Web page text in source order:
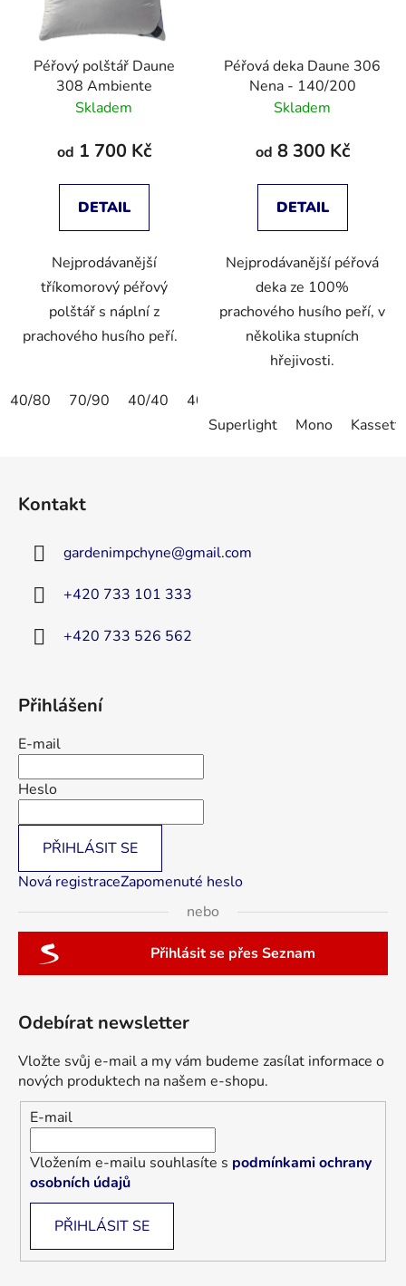
Péřový polštář Daune
308 Ambiente
Skladem
od 1 700 Kč
DETAIL
Nejprodávanější
tříkomorový péřový
polštář s náplní z
prachového husího peří.
40/80 70/90 40/40 40/60
Péřová deka Daune 306
Nena - 140/200
Skladem
od 8 300 Kč
DETAIL
Nejprodávanější péřová
deka ze 100%
prachového husího peří, v
několika stupních
hřejivosti.
Superlight Mono
Kontakt
gardenimpchyne@gmail.com
+420 733 101 333
+420 733 526 562
Přihlášení
E-mail
Heslo
PŘIHLÁSIT SE
Nová registraceZapomenuté heslo
nebo
Přihlásit se přes Seznam
Odebírat newsletter
Vložte svůj e-mail a my vám budeme zasílat informace o
nových produktech na našem e-shopu.
E-mail
Vložením e-mailu souhlasíte s podmínkami ochrany
osobních údajů
PŘIHLÁSIT SE